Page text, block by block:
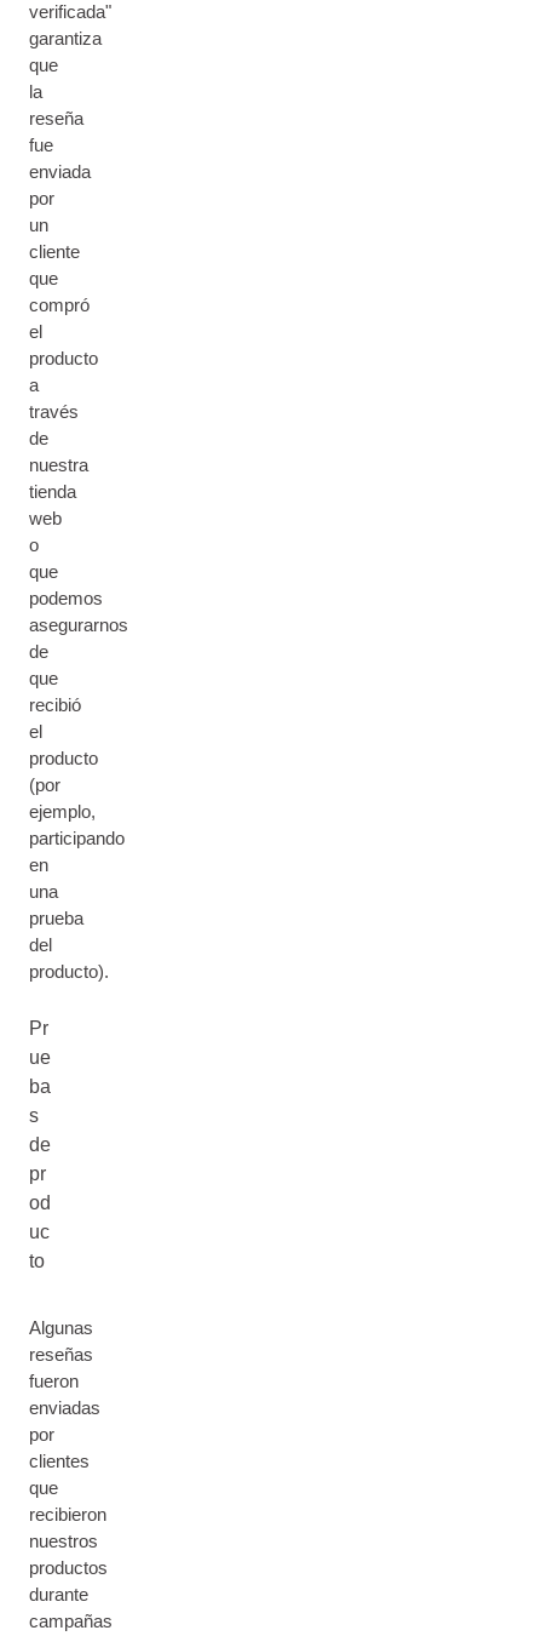
verificada"
garantiza
que
la
reseña
fue
enviada
por
un
cliente
que
compró
el
producto
a
través
de
nuestra
tienda
web
o
que
podemos
asegurarnos
de
que
recibió
el
producto
(por
ejemplo,
participando
en
una
prueba
del
producto).
Pr
ue
ba
s
de
pr
od
uc
to
Algunas
reseñas
fueron
enviadas
por
clientes
que
recibieron
nuestros
productos
durante
campañas